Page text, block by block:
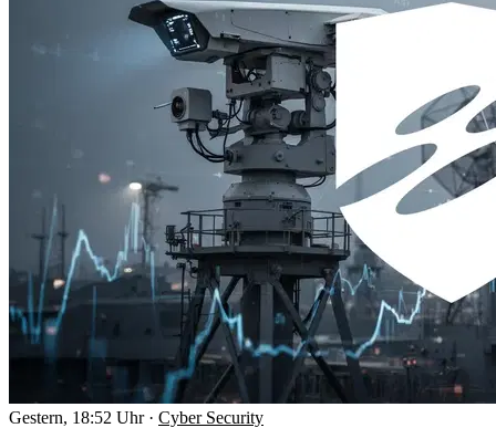
Gestern, 18:52 Uhr · Cyber Security